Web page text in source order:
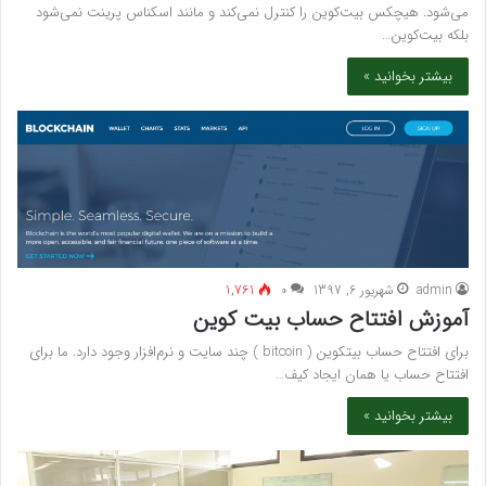
می‌شود. هیچکس بیت‌کوین را کنترل نمی‌کند و مانند اسکناس پرینت نمی‌شود
بلکه بیت‌کوین…
بیشتر بخوانید »
admin شهریور 6, 1397 ۰ 1,761
آموزش افتتاح حساب بیت کوین
برای افتتاح حساب بیتکوین ( bitcoin ) چند سایت‌ و نرم‌افزار وجود دارد. ما برای
افتتاح حساب یا همان ایجاد کیف…
بیشتر بخوانید »